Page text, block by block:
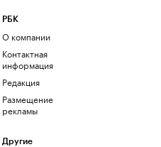
РБК
О компании
Контактная
информация
Редакция
Размещение
рекламы
Другие